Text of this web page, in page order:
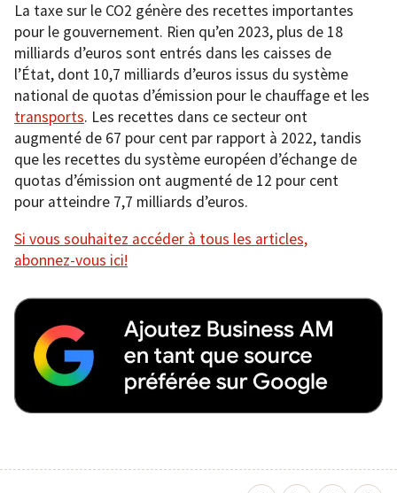
La taxe sur le CO2 génère des recettes importantes
pour le gouvernement. Rien qu’en 2023, plus de 18
milliards d’euros sont entrés dans les caisses de
l’État, dont 10,7 milliards d’euros issus du système
national de quotas d’émission pour le chauffage et les
transports. Les recettes dans ce secteur ont
augmenté de 67 pour cent par rapport à 2022, tandis
que les recettes du système européen d’échange de
quotas d’émission ont augmenté de 12 pour cent
pour atteindre 7,7 milliards d’euros.
Si vous souhaitez accéder à tous les articles,
abonnez-vous ici!